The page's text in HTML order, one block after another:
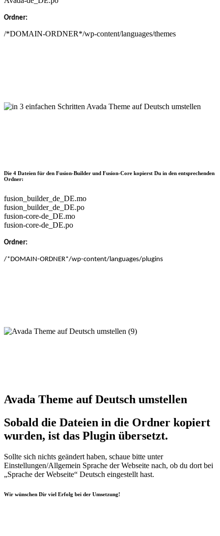
Ordner:
/*DOMAIN-ORDNER*/wp-content/languages/themes
Die 4 Dateien für den Fusion-Builder und Fusion-Core kopierst Du in den entsprechenden
Ordner:
fusion_builder_de_DE.mo
fusion_builder_de_DE.po
fusion-core-de_DE.mo
fusion-core-de_DE.po
Ordner:
/*DOMAIN-ORDNER*/wp-content/languages/plugins
Avada Theme auf Deutsch umstellen
Sobald die Dateien in die Ordner kopiert
wurden, ist das Plugin übersetzt.
Sollte sich nichts geändert haben, schaue bitte unter
Einstellungen/Allgemein Sprache der Webseite nach, ob du dort bei
„Sprache der Webseite“ Deutsch eingestellt hast.
Wir wünschen Dir viel Erfolg bei der Umsetzung!